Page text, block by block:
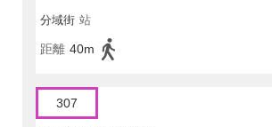
分域街 站
距離 40m
307